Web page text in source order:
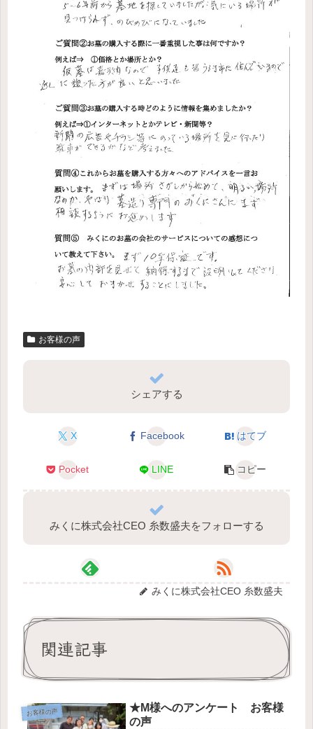
お客様の声
シェアする
X Facebook はてブ
Pocket LINE コピー
みくに株式会社CEO 糸数盛夫をフォローする
みくに株式会社CEO 糸数盛夫
関連記事
お客様の声
★M様へのアンケート お客様
の声